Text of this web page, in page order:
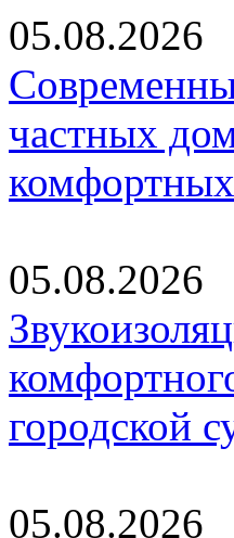
05.08.2026
частных
05.08.2026
городской
05.08.2026